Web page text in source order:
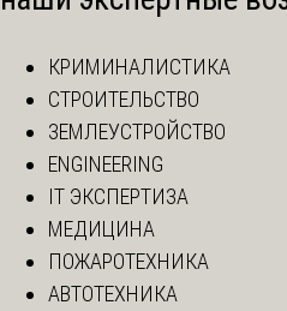
КРИМИНАЛИСТИКА
СТРОИТЕЛЬСТВО
ЗЕМЛЕУСТРОЙСТВО
ENGINEERING
IT ЭКСПЕРТИЗА
МЕДИЦИНА
ПОЖАРОТЕХНИКА
АВТОТЕХНИКА